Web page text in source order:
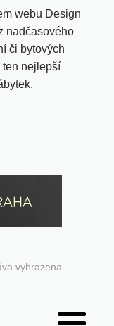
webu Design
nadčasového
či bytových
ten nejlepší
vyhrazena